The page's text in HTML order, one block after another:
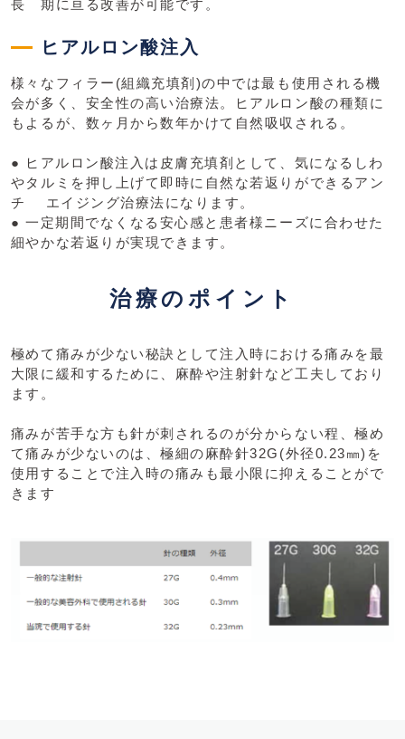
⻑ 期に亘る改善が可能です。
ヒアルロン酸注入
様々なフィラー(組織充填剤)の中では最も使用される機
会が多く、安全性の高い治療法。ヒアルロン酸の種類に
もよるが、数ヶ月から数年かけて自然吸収される。
● ヒアルロン酸注入は皮膚充填剤として、気になるしわ
やタルミを押し上げて即時に自然な若返りができるアン
チ エイジング治療法になります。
● 一定期間でなくなる安心感と患者様ニーズに合わせた
細やかな若返りが実現できます。
治療のポイント
極めて痛みが少ない秘訣として注入時における痛みを最
大限に緩和するために、麻酔や注射針など工夫しており
ます。
痛みが苦手な方も針が刺されるのが分からない程、極め
て痛みが少ないのは、極細の麻酔針32G(外径0.23㎜)を
使用することで注入時の痛みも最小限に抑えることがで
きます